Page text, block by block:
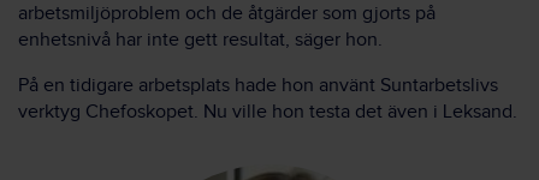
arbetsmiljöproblem och de åtgärder som gjorts på
enhetsnivå har inte gett resultat, säger hon.
På en tidigare arbetsplats hade hon använt Suntarbetslivs
verktyg Chefoskopet. Nu ville hon testa det även i Leksand.